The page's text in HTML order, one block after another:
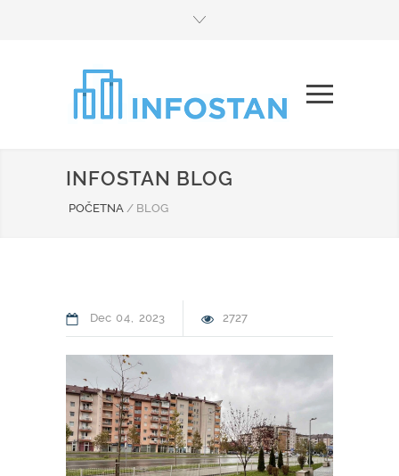
INFOSTAN BLOG
POČETNA / BLOG
Dec 04 2023 2727